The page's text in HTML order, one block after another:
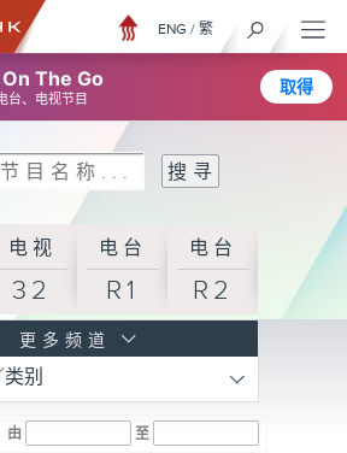
The Go
台、电视节目
取得
ENG / 繁
电视
32
电台
R1
电台
R2
电台 电台
更多频道
别
由 至